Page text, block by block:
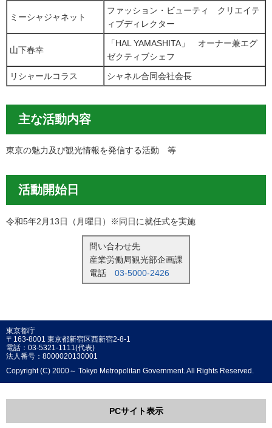
ミーシャジャネット
ファッション・ビューティ クリエイテ
ィブディレクター
山下春幸
「HAL YAMASHITA」 オーナー兼エグ
ゼクティブシェフ
リシャールコラス
シャネル合同会社会長
主な活動内容
東京の魅力及び観光情報を発信する活動 等
活動開始日
令和5年2月13日（月曜日）※同日に就任式を実施
問い合わせ先
産業労働局観光部企画課
電話 03-5000-2426
東京都庁
〒163-8001 東京都新宿区西新宿2-8-1
電話：03-5321-1111(代表)
法人番号：8000020130001
Copyright (C) 2000～ Tokyo Metropolitan Government. All Rights Reserved.
PCサイト表示